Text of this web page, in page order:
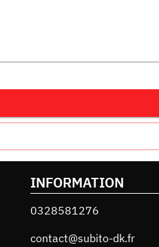
INFORMATION
0328581276
contact@subito-dk.fr